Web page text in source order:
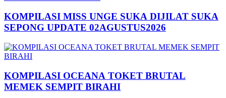
KOMPILASI MISS UNGE SUKA DIJILAT SUKA
SEPONG UPDATE 02AGUSTUS2026
KOMPILASI OCEANA TOKET BRUTAL
MEMEK SEMPIT BIRAHI